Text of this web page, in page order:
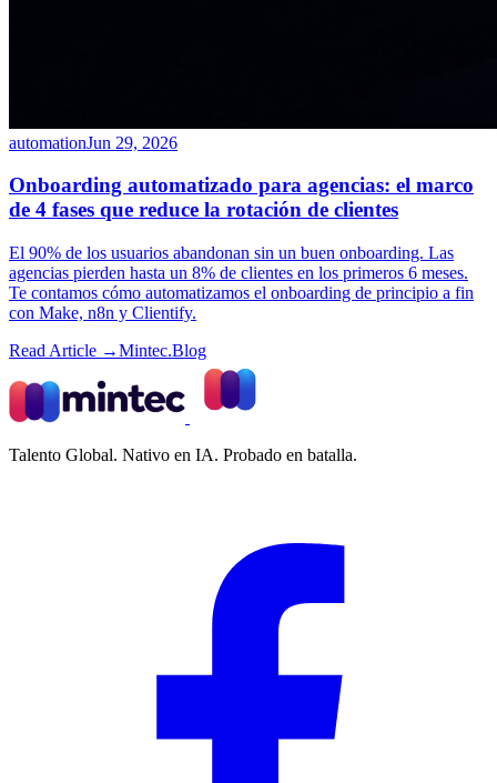
automationJun 29, 2026
Onboarding automatizado para agencias: el marco
de 4 fases que reduce la rotación de clientes
El 90% de los usuarios abandonan sin un buen onboarding. Las
agencias pierden hasta un 8% de clientes en los primeros 6 meses.
Te contamos cómo automatizamos el onboarding de principio a fin
con Make, n8n y Clientify.
Read Article →Mintec.Blog
Talento Global. Nativo en IA. Probado en batalla.